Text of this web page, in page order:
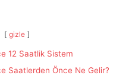
gizle
12 Saatlik Sistem
Saatlerden Önce Ne Gelir?